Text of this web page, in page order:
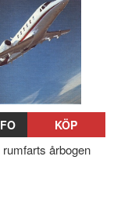
KÖP
årbogen